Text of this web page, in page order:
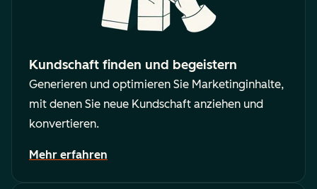
Kundschaft finden und begeistern
Generieren und optimieren Sie Marketinginhalte,
mit denen Sie neue Kundschaft anziehen und
konvertieren.
Mehr erfahren